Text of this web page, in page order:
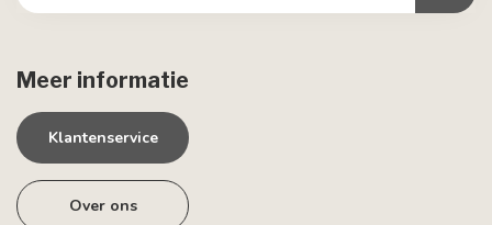
Meer informatie
Klantenservice
Over ons